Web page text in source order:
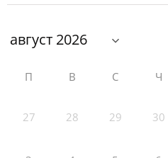
П В С Ч
27 28 29 30